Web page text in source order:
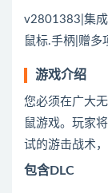
v2801383|集
鼠标.手柄|赠多
游戏介绍
您必须在广大
鼠游戏。玩家
试的游击战术
包含DLC